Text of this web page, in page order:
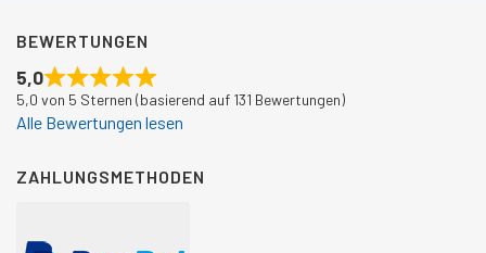
BEWERTUNGEN
5,0
5,0 von 5 Sternen (basierend auf 131 Bewertungen)
Alle Bewertungen lesen
ZAHLUNGSMETHODEN